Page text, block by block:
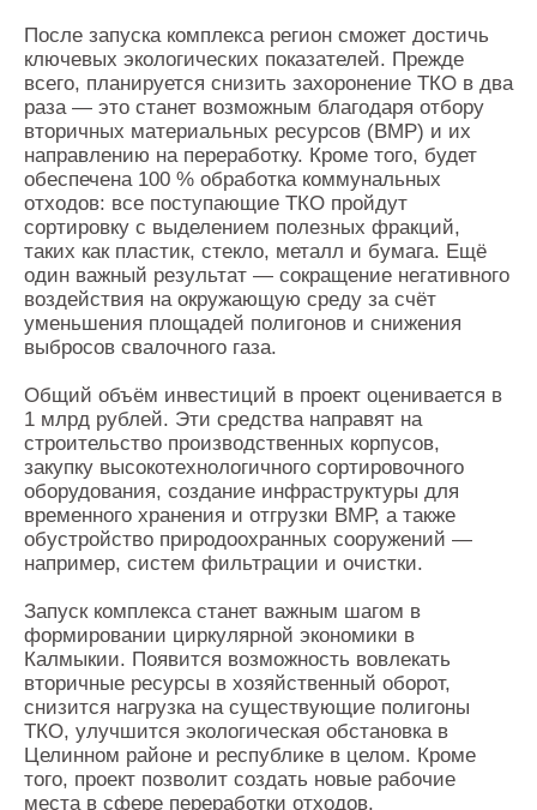
После запуска комплекса регион сможет достичь
ключевых экологических показателей. Прежде
всего, планируется снизить захоронение ТКО в два
раза — это станет возможным благодаря отбору
вторичных материальных ресурсов (ВМР) и их
направлению на переработку. Кроме того, будет
обеспечена 100 % обработка коммунальных
отходов: все поступающие ТКО пройдут
сортировку с выделением полезных фракций,
таких как пластик, стекло, металл и бумага. Ещё
один важный результат — сокращение негативного
воздействия на окружающую среду за счёт
уменьшения площадей полигонов и снижения
выбросов свалочного газа.
Общий объём инвестиций в проект оценивается в
1 млрд рублей. Эти средства направят на
строительство производственных корпусов,
закупку высокотехнологичного сортировочного
оборудования, создание инфраструктуры для
временного хранения и отгрузки ВМР, а также
обустройство природоохранных сооружений —
например, систем фильтрации и очистки.
Запуск комплекса станет важным шагом в
формировании циркулярной экономики в
Калмыкии. Появится возможность вовлекать
вторичные ресурсы в хозяйственный оборот,
снизится нагрузка на существующие полигоны
ТКО, улучшится экологическая обстановка в
Целинном районе и республике в целом. Кроме
того, проект позволит создать новые рабочие
места в сфере переработки отходов.